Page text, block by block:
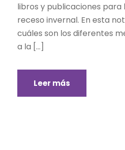
libros y publicaciones para
receso invernal. En esta
cuáles son los diferentes
a la […]
Leer más